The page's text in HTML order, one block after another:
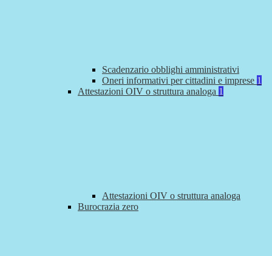
Scadenzario obblighi amministrativi
Oneri informativi per cittadini e imprese 1
Attestazioni OIV o struttura analoga 1
Attestazioni OIV o struttura analoga
Burocrazia zero